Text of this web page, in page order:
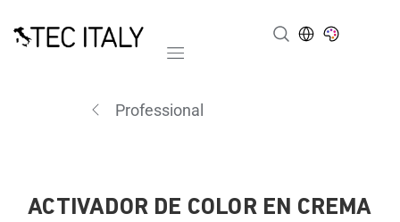
Mobile navigation
Professional
ACTIVADOR DE COLOR EN CREMA